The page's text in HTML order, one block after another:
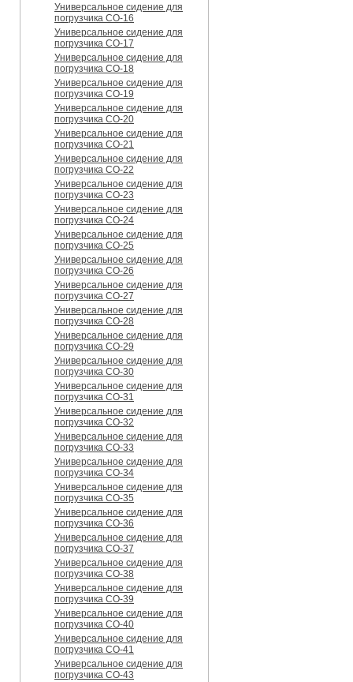
Универсальное сидение для
погрузчика CO-16
Универсальное сидение для
погрузчика CO-17
Универсальное сидение для
погрузчика CO-18
Универсальное сидение для
погрузчика CO-19
Универсальное сидение для
погрузчика CO-20
Универсальное сидение для
погрузчика CO-21
Универсальное сидение для
погрузчика CO-22
Универсальное сидение для
погрузчика CO-23
Универсальное сидение для
погрузчика CO-24
Универсальное сидение для
погрузчика CO-25
Универсальное сидение для
погрузчика CO-26
Универсальное сидение для
погрузчика CO-27
Универсальное сидение для
погрузчика CO-28
Универсальное сидение для
погрузчика CO-29
Универсальное сидение для
погрузчика CO-30
Универсальное сидение для
погрузчика CO-31
Универсальное сидение для
погрузчика CO-32
Универсальное сидение для
погрузчика CO-33
Универсальное сидение для
погрузчика CO-34
Универсальное сидение для
погрузчика CO-35
Универсальное сидение для
погрузчика CO-36
Универсальное сидение для
погрузчика CO-37
Универсальное сидение для
погрузчика CO-38
Универсальное сидение для
погрузчика CO-39
Универсальное сидение для
погрузчика CO-40
Универсальное сидение для
погрузчика CO-41
Универсальное сидение для
погрузчика CO-43